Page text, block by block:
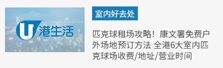
室内好去处
匹克球租场攻略！康文署免费户
外场地预订方法 全港6大室内匹
克球场收费/地址/营业时间